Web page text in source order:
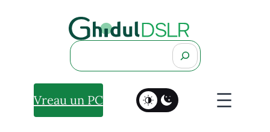
Search
Vreau un PC